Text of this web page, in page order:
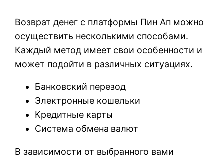
Возврат денег с платформы Пин Ап можно
осуществить несколькими способами.
Каждый метод имеет свои особенности и
может подойти в различных ситуациях.
Банковский перевод
Электронные кошельки
Кредитные карты
Система обмена валют
В зависимости от выбранного вами